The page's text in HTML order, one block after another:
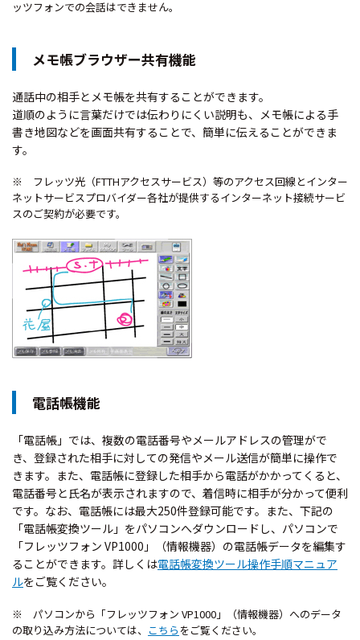
ッツフォンでの会話はできません。
メモ帳ブラウザー共有機能
通話中の相手とメモ帳を共有することができます。
道順のように言葉だけでは伝わりにくい説明も、メモ帳による手
書き地図などを画面共有することで、簡単に伝えることができま
す。
※ フレッツ光（FTTHアクセスサービス）等のアクセス回線とインター
ネットサービスプロバイダー各社が提供するインターネット接続サービ
スのご契約が必要です。
電話帳機能
「電話帳」では、複数の電話番号やメールアドレスの管理がで
き、登録された相手に対しての発信やメール送信が簡単に操作で
きます。また、電話帳に登録した相手から電話がかかってくると、
電話番号と氏名が表示されますので、着信時に相手が分かって便利
です。なお、電話帳には最大250件登録可能です。また、下記の
「電話帳変換ツール」をパソコンへダウンロードし、パソコンで
「フレッツフォン VP1000」（情報機器）の電話帳データを編集す
ることができます。詳しくは電話帳変換ツール操作手順マニュア
ルをご覧ください。
※ パソコンから「フレッツフォン VP1000」（情報機器）へのデータ
の取り込み方法については、 こちらをご覧ください。